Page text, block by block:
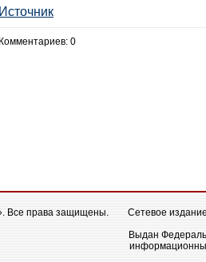
Источник
Комментариев: 0
Все права защищены.
Сетевое
Выдан